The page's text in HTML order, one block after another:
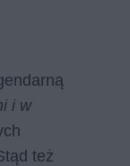
i w
też